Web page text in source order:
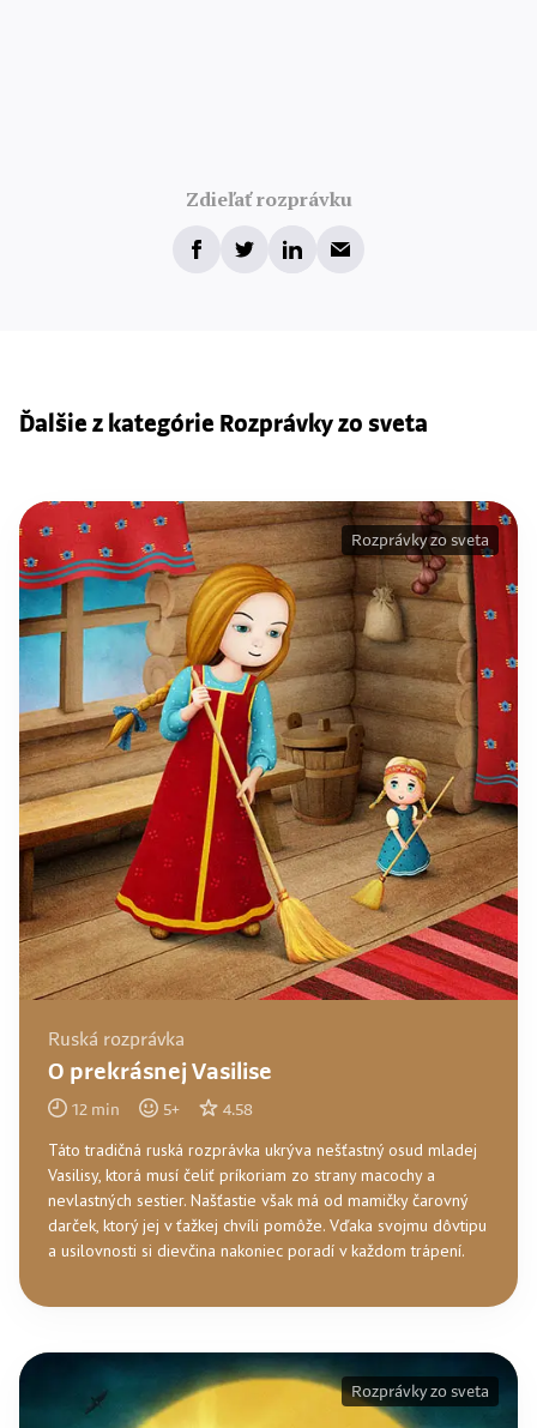
Zdieľať rozprávku
Ďalšie z kategórie Rozprávky zo sveta
Ruská rozprávka
O prekrásnej Vasilise
12 min 5+ 4.58
Táto tradičná ruská rozprávka ukrýva nešťastný osud mladej
Vasilisy, ktorá musí čeliť príkoriam zo strany macochy a
nevlastných sestier. Našťastie však má od mamičky čarovný
darček, ktorý jej v ťažkej chvíli pomôže. Vďaka svojmu dôvtipu
a usilovnosti si dievčina nakoniec poradí v každom trápení.
Rozprávky zo sveta
Rozprávky zo sveta